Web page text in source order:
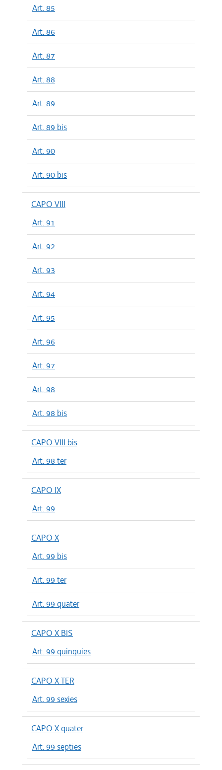
Art. 85
Art. 86
Art. 87
Art. 88
Art. 89
Art. 89 bis
Art. 90
Art. 90 bis
CAPO VIII
Art. 91
Art. 92
Art. 93
Art. 94
Art. 95
Art. 96
Art. 97
Art. 98
Art. 98 bis
CAPO VIII bis
Art. 98 ter
CAPO IX
Art. 99
CAPO X
Art. 99 bis
Art. 99 ter
Art. 99 quater
CAPO X BIS
Art. 99 quinquies
CAPO X TER
Art. 99 sexies
CAPO X quater
Art. 99 septies